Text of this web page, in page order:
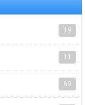
19
11
69